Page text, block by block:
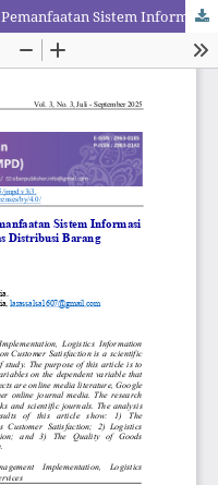
Evaluasi Manajemen Logistik dan Pemanfaatan Sistem Informasi Logistik dalam Meningkatkan Kualitas Distribusi Barang terhadap Kepuasan Pelanggan